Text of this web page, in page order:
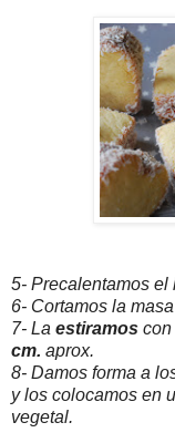
5- Precalentamos el
6- Cortamos la
7- La estiramos con
cm. aprox.
8- Damos forma a
y los colocamos en
vegetal.